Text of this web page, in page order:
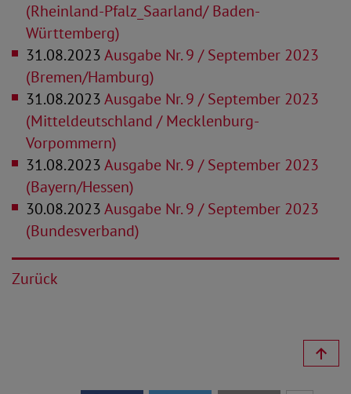
(Rheinland-Pfalz_Saarland/ Baden-
Württemberg)
31.08.2023Ausgabe Nr. 9 / September 2023
(Bremen/Hamburg)
31.08.2023Ausgabe Nr. 9 / September 2023
(Mitteldeutschland / Mecklenburg-
Vorpommern)
31.08.2023Ausgabe Nr. 9 / September 2023
(Bayern/Hessen)
30.08.2023Ausgabe Nr. 9 / September 2023
(Bundesverband)
Zurück